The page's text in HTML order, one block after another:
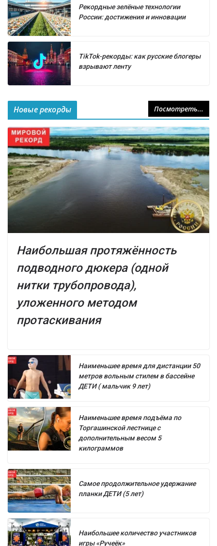
Рекордные зелёные технологии
России: достижения и инновации
TikTok-рекорды: как русские блогеры
взрывают ленту
Новые рекорды Посмотреть...
Наибольшая протяжённость
подводного дюкера (одной
нитки трубопровода),
уложенного методом
протаскивания
Наименьшее время для дистанции 50
метров вольным стилем в бассейне
ДЕТИ ( мальчик 9 лет)
Наименьшее время подъёма по
Торгашинской лестнице с
дополнительным весом 5
килограммов
Самое продолжительное удержание
планки ДЕТИ (5 лет)
Наибольшее количество участников
игры «Ручеёк»